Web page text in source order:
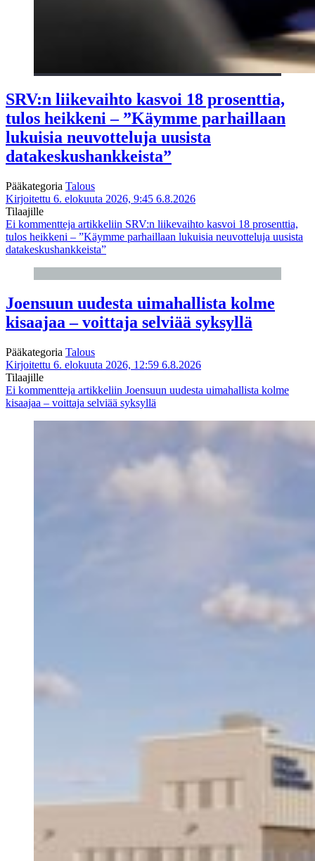
SRV:n liikevaihto kasvoi 18 prosenttia,
tulos heikkeni – ”Käymme parhaillaan
lukuisia neuvotteluja uusista
datakeskushankkeista”
Pääkategoria Talous
Kirjoitettu 6. elokuuta 2026, 9:45 6.8.2026
Tilaajille
Ei kommentteja artikkeliin SRV:n liikevaihto kasvoi 18 prosenttia,
tulos heikkeni – ”Käymme parhaillaan lukuisia neuvotteluja uusista
datakeskushankkeista”
Joensuun uudesta uimahallista kolme
kisaajaa – voittaja selviää syksyllä
Pääkategoria Talous
Kirjoitettu 6. elokuuta 2026, 12:59 6.8.2026
Tilaajille
Ei kommentteja artikkeliin Joensuun uudesta uimahallista kolme
kisaajaa – voittaja selviää syksyllä